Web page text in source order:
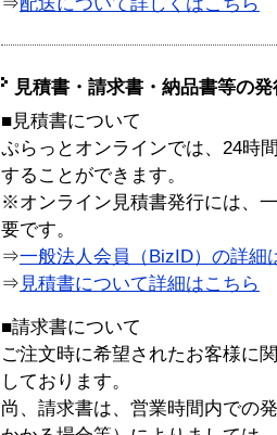
見積書・請求書・納品書等の
■見積書について
ぷらっとオンラインでは、24時
することができます。
※オンライン見積書発行には、
要です。
⇒一般法人会員（BizID）の詳細
⇒ 見積書について詳細はこちら
■請求書について
ご注文時に希望されたお客様に
しております。
尚、請求書は、営業時間内での